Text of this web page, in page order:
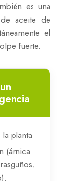
es una
aceite de
el
fuerte.
la planta
(árnica